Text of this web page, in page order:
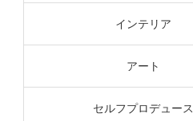
インテリア
アート
セルフプロデュース